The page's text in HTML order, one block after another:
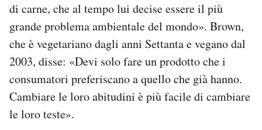
di carne, che al tempo lui decise essere il più
grande problema ambientale del mondo». Brown,
che è vegetariano dagli anni Settanta e vegano dal
2003, disse: «Devi solo fare un prodotto che i
consumatori preferiscano a quello che già hanno.
Cambiare le loro abitudini è più facile di cambiare
le loro teste».